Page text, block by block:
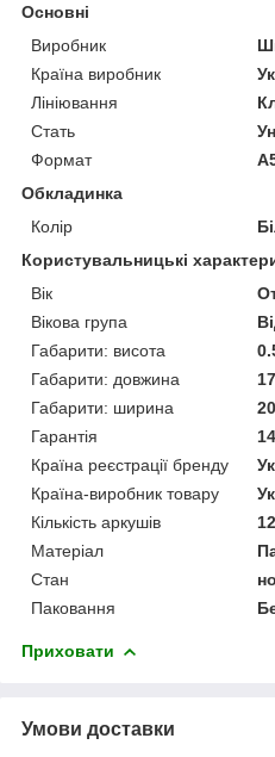
Основні
Виробник
Країна виробник
Лініювання
Стать
Формат
Обкладинка
Колір
Користувальницькі
Вік
Вікова група
Габарити: висота
Габарити: довжина
17
Габарити: ширина
Гарантія
Країна реєстрації бренду
Країна-виробник товару
Кількість аркушів
12
Матеріал
Стан
Паковання
Приховати
Умови доставки